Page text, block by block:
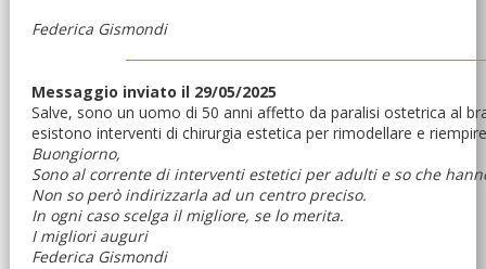
Federica Gismondi
Messaggio inviato il 29/05/2025
Salve, sono un uomo di 50 anni affetto da paralisi ostetrica al
esistono interventi di chirurgia estetica per rimodellare e
Buongiorno,
Sono al corrente di interventi estetici per adulti e so che
Non so però indirizzarla ad un centro preciso.
In ogni caso scelga il migliore, se lo merita.
I migliori auguri
Federica Gismondi